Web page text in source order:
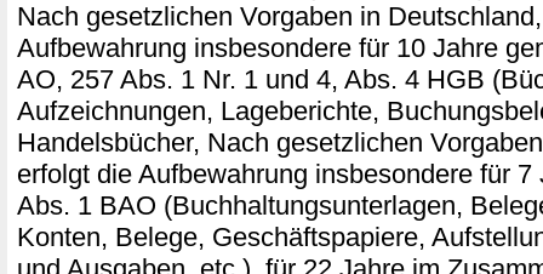
Nach gesetzlichen Vorgaben in
Aufbewahrung insbesondere für 10 Jahre
AO, 257 Abs. 1 Nr. 1 und 4, Abs. 4 HGB
Aufzeichnungen, Lageberichte,
Handelsbücher, Nach gesetzlichen
erfolgt die Aufbewahrung insbesondere für 7
Abs. 1 BAO (Buchhaltungsunterlagen,
Konten, Belege, Geschäftspapiere,